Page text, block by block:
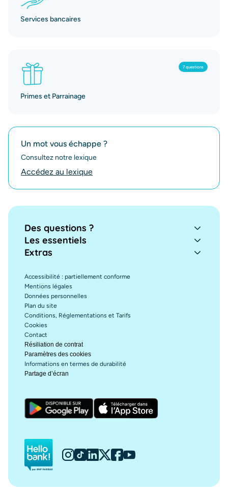
Services bancaires
7 questions
Primes et Parrainage
Un mot vous échappe ?
Consultez notre lexique
Accédez au lexique
Des questions ?
Les essentiels
Extras
Accessibilité : partiellement conforme
Mentions légales
Données personnelles
Plan du site
Conditions, Réglementations et Tarifs
Cookies
Contact
Résiliation de contrat
Paramètres des cookies
Informations en termes de durabilité
Partage d’écran